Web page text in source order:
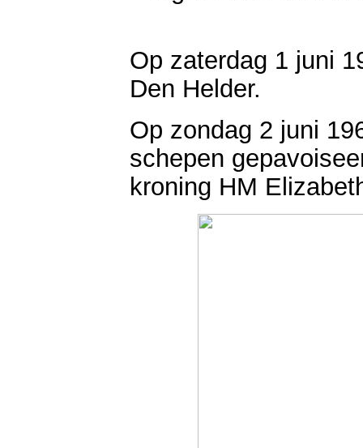
Op zaterdag 1 juni
Den Helder.
Op zondag 2 juni
schepen
kroning HM